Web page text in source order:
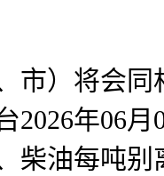
）将会同
2026年06
柴油每吨